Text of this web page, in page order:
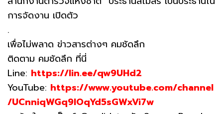
การจัดงาน เปิดตัว
.
เพื่อไม่พลาด ข่าวสารต่างๆ คมชัดลึก
ติดตาม คมชัดลึก ที่นี่
Line: https://lin.ee/qw9UHd2
YouTube: https://www.youtube.com/channel
/UCnniqWGq9lOqYd5sGWxVi7w